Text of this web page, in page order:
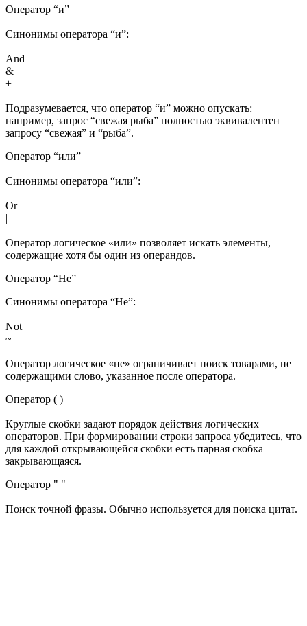
Оператор “и”
Синонимы оператора “и”:
And
&
+
Подразумевается, что оператор “и” можно опускать:
например, запрос “свежая рыба” полностью эквивалентен
запросу “свежая” и “рыба”.
Оператор “или”
Синонимы оператора “или”:
Or
|
Оператор логическое «или» позволяет искать элементы,
содержащие хотя бы один из операндов.
Оператор “Не”
Синонимы оператора “Не”:
Not
~
Оператор логическое «не» ограничивает поиск товарами, не
содержащими слово, указанное после оператора.
Оператор ( )
Круглые скобки задают порядок действия логических
операторов. При формировании строки запроса убедитесь, что
для каждой открывающейся скобки есть парная скобка
закрывающаяся.
Оператор " "
Поиск точной фразы. Обычно используется для поиска цитат.